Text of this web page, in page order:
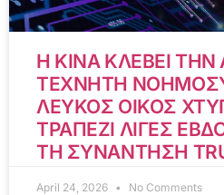
Η ΚΙΝΑ ΚΛΕΒΕΙ
ΤΕΧΝΗΤΗ
ΛΕΥΚΟΣ ΟΙΚΟΣ
ΤΡΑΠΕΖΙ ΛΙΓΕΣ
ΤΗ ΣΥΝΑΝΤΗΣΗ
April 24, 2026 No Comments